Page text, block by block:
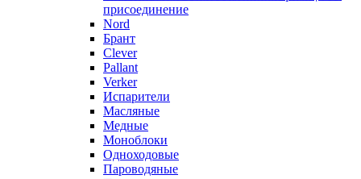
присоединение
Nord
Брант
Clever
Pallant
Verker
Испарители
Масляные
Медные
Моноблоки
Одноходовые
Пароводяные